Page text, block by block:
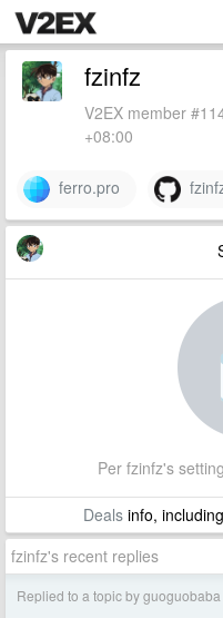
fzinfz
V2EX member
+08:00
ferro.pro
Per fzinfz's
Dealsinfo,
fzinfz's recent replies
Replied to a topic by guoguobaba